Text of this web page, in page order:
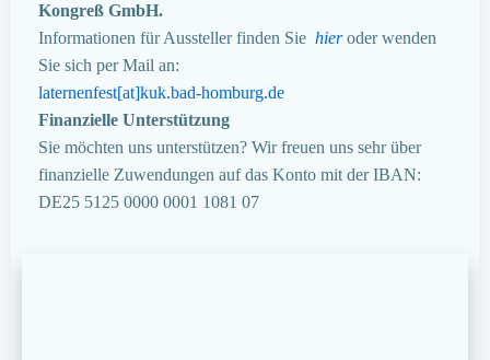
Kongreß GmbH.
Informationen für Aussteller finden Sie hieroder wenden
Sie sich per Mail an:
laternenfest[at]kuk.bad-homburg.de
Finanzielle Unterstützung
Sie möchten uns unterstützen? Wir freuen uns sehr über
finanzielle Zuwendungen auf das Konto mit der IBAN:
DE25 5125 0000 0001 1081 07